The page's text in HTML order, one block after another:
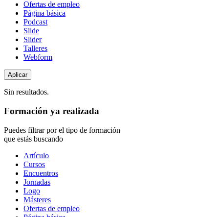
Ofertas de empleo
Página básica
Podcast
Slide
Slider
Talleres
Webform
Sin resultados.
Formación ya realizada
Puedes filtrar por el tipo de formación
que estás buscando
Tipo
contenido
Artículo
Cursos
Encuentros
Jornadas
Logo
Másteres
Ofertas de empleo